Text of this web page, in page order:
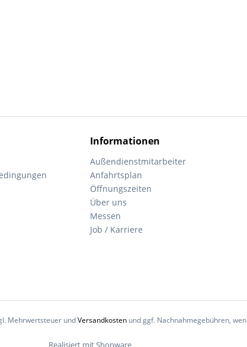
Informationen
Außendienstmitarbeiter
Anfahrtsplan
Öffnungszeiten
Über uns
Messen
Job / Karriere
Mehrwertsteuer undVersandkosten und ggf. Nachnahmegebühren,
Realisiert mit Shopware